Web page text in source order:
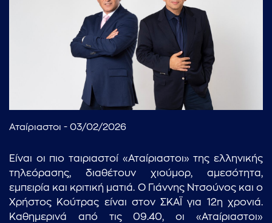
Αταίριαστοι - 03/02/2026
Είναι οι πιο ταιριαστοί «Αταίριαστοι» της ελληνικής
τηλεόρασης, διαθέτουν χιούμορ, αμεσότητα,
εμπειρία και κριτική ματιά. Ο Γιάννης Ντσούνος και ο
Χρήστος Κούτρας είναι στον ΣΚΑΪ για 12η χρονιά.
Καθημερινά από τις 09.40, οι «Αταίριαστοι»